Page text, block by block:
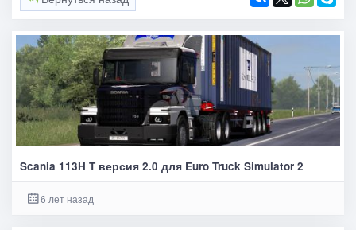
Scania 113H T версия 2.0 для Euro Truck Simulator 2
6 лет назад